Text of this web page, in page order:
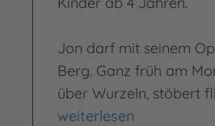
Jon darf mit seinem
Berg. Ganz früh am
über Wurzeln, stöbert
Früh los
weiterlesen